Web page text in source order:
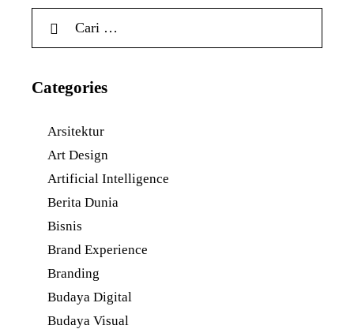
Categories
Arsitektur
Art Design
Artificial Intelligence
Berita Dunia
Bisnis
Brand Experience
Branding
Budaya Digital
Budaya Visual